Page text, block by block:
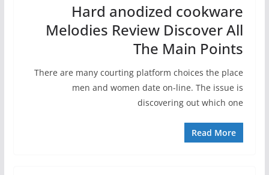
Hard anodized cookware
Melodies Review Discover All
The Main Points
There are many courting platform choices the place
men and women date on-line. The issue is
discovering out which one
Read More